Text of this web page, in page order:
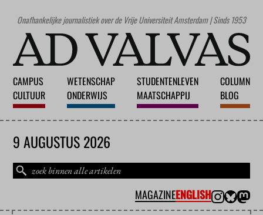
Onafhankelijke journalistiek over de Vrije Universiteit Amsterdam | Sinds 1953
CAMPUS
CULTUUR
WETENSCHAP
ONDERWIJS
STUDENTENLEVEN
MAATSCHAPPIJ
COLUMN
BLOG
9 AUGUSTUS 2026
MAGAZINEENGLISH